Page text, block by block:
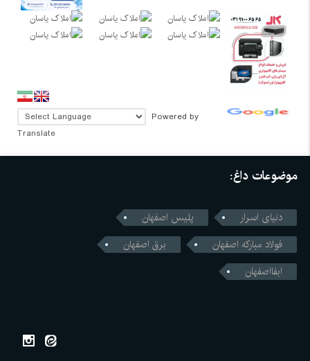
Powered by
Translate
موضوعات داغ:
دنیای اسرار
پلیس اصفهان
فولاد مبارکه اصفهان
برق اصفهان
ابفااصفهان